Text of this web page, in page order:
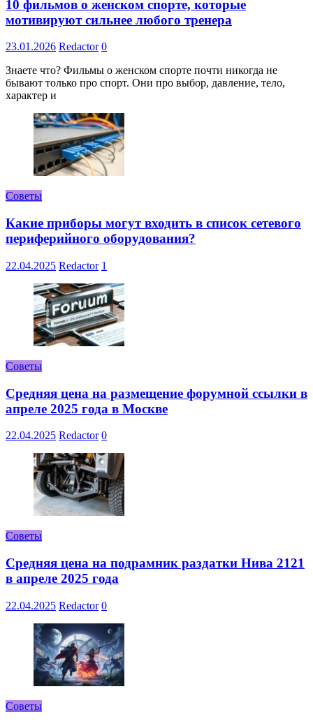
10 фильмов о женском спорте, которые
мотивируют сильнее любого тренера
23.01.2026 Redactor 0
Знаете что? Фильмы о женском спорте почти никогда не
бывают только про спорт. Они про выбор, давление, тело,
характер и
Советы
Какие приборы могут входить в список сетевого
периферийного оборудования?
22.04.2025 Redactor 1
Советы
Средняя цена на размещение форумной ссылки в
апреле 2025 года в Москве
22.04.2025 Redactor 0
Советы
Средняя цена на подрамник раздатки Нива 2121
в апреле 2025 года
22.04.2025 Redactor 0
Советы